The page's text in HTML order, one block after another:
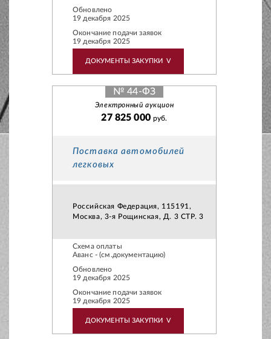
Обновлено
19 декабря 2025
Окончание подачи заявок
19 декабря 2025
ДОКУМЕНТЫ ЗАКУПКИ V
№ 44-ФЗ
Электронный аукцион
27 825 000 руб.
Поставка автомобилей
легковых
Российская Федерация, 115191,
Москва, 3-я Рощинская, Д. 3 СТР. 3
Схема оплаты
Аванс - (см.документацию)
Обновлено
19 декабря 2025
Окончание подачи заявок
19 декабря 2025
ДОКУМЕНТЫ ЗАКУПКИ V